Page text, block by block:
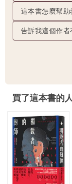
這本書怎麼幫助
告訴我這個作者
買了這本書的